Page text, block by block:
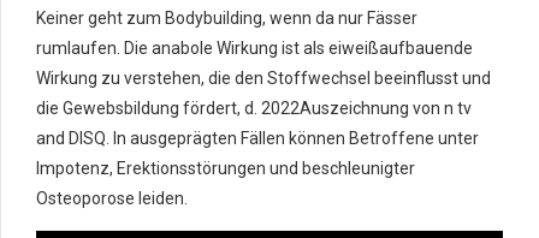
Keiner geht zum Bodybuilding, wenn da nur Fässer
rumlaufen. Die anabole Wirkung ist als eiweißaufbauende
Wirkung zu verstehen, die den Stoffwechsel beeinflusst und
die Gewebsbildung fördert, d. 2022Auszeichnung von n tv
and DISQ. In ausgeprägten Fällen können Betroffene unter
Impotenz, Erektionsstörungen und beschleunigter
Osteoporose leiden.